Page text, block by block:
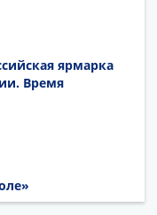
ярмарка
Время